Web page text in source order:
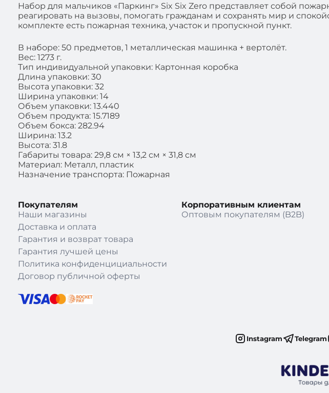
Набор для мальчиков «Паркинг» Six Six Zero представляет собой
реагировать на вызовы, помогать гражданам и сохранять мир и
комплекте есть пожарная техника, участок и пропускной пункт.
В наборе: 50 предметов, 1 металлическая машинка + вертолёт.
Вес: 1273 г.
Тип индивидуальной упаковки: Картонная коробка
Длина упаковки: 30
Высота упаковки: 32
Ширина упаковки: 14
Объем упаковки: 13.440
Объем продукта: 15.7189
Объем бокса: 282.94
Ширина: 13.2
Высота: 31.8
Габариты товара: 29,8 см × 13,2 см × 31,8 см
Материал: Металл, пластик
Назначение транспорта: Пожарная
Покупателям
Наши магазины
Доставка и оплата
Гарантия и возврат товара
Гарантия лучшей цены
Политика конфиденцициальности
Договор публичной оферты
Корпоративным клиентам
Оптовым покупателям (B2B)
Instagram Telegram